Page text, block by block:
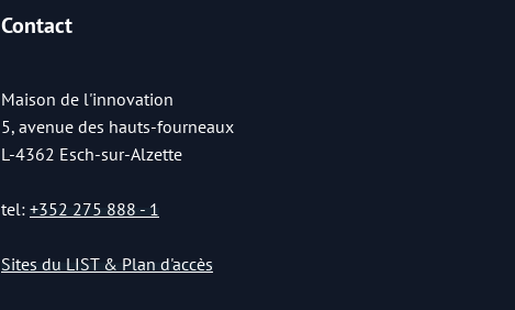
Contact
Maison de l'innovation
5, avenue des hauts-fourneaux
L-4362 Esch-sur-Alzette
tel: +352 275 888 - 1
Sites du LIST & Plan d'accès